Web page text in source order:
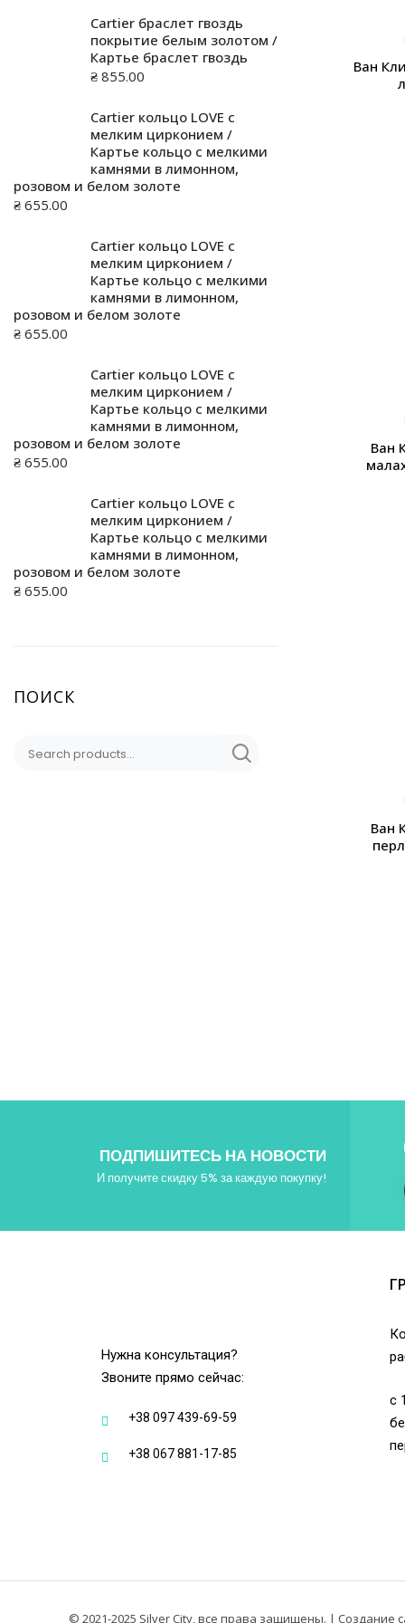
Ван
Ван
Ван
Cartier браслет гвоздь
покрытие белым золотом /
Картье браслет гвоздь
₴ 855.00
Cartier кольцо LOVE с
мелким цирконием /
Картье кольцо с мелкими
камнями в лимонном,
розовом и белом золоте
₴ 655.00
Cartier кольцо LOVE с
мелким цирконием /
Картье кольцо с мелкими
камнями в лимонном,
розовом и белом золоте
₴ 655.00
Cartier кольцо LOVE с
мелким цирконием /
Картье кольцо с мелкими
камнями в лимонном,
розовом и белом золоте
₴ 655.00
Cartier кольцо LOVE с
мелким цирконием /
Картье кольцо с мелкими
камнями в лимонном,
розовом и белом золоте
₴ 655.00
ПОИСК
ПОДПИШИТЕСЬ НА НОВОСТИ
И получите скидку 5% за каждую покупку!
Нужна консультация?
Звоните прямо сейчас:
+38 097 439-69-59
+38 067 881-17-85
с
© 2021-2025 Silver City, все права защищены. | Создание